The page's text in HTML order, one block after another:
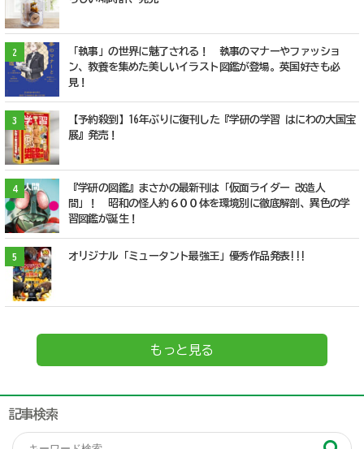
2
「執事」の世界に魅了される！ 執事のマナーやファッショ
ン、教養を集めた美しいイラスト図鑑が登場。英国好きも必
見！
3
【予約殺到】16年ぶりに復刊した『学研の学習 はにわの大国宝
展』発売！
4
『学研の図鑑』まさかの最新刊は「仮面ライダー 改造人
間」！ 昭和の怪人約６００体を環境別に徹底解剖、異色の学
習図鑑が誕生！
5 オリジナル「ミュータント最強王」優秀作品発表!!!
もっと見る
記事検索